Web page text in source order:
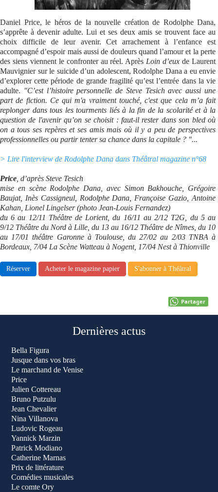
Daniel Price, le héros de la nouvelle création de Rodolphe Dana,
s’apprête à devenir adulte. Lui et ses deux amis se trouvent face au
choix difficile de leur avenir. Cet arrachement à l’enfance est
accompagné d’espoir mais aussi de douleurs quand l’amour et la perte
des siens viennent le confronter au réel. Après Loin d’eux de Laurent
Mauvignier sur le suicide d’un adolescent, Rodolphe Dana a eu envie
d’explorer cette période de grande fragilité qu’est l’entrée dans la vie
adulte. "C’est l’histoire personnelle de Steve Tesich avec aussi une
part de fiction. Ce qui m'a vraiment touché, c'est que cela m’a fait
replonger dans tous les tourments liés à la fin de la scolarité et à la
question de l'avenir qu’on se choisit : faut-il rester dans son bled où
on a tous ses repères et ses amis mais où il y a peu de perspectives
professionnelles ou partir tenter sa chance dans la capitale ? "...
> Lire l'interview de Rodolphe Dana dans Théâtral magazine n°68
Price , d’après Steve Tesich
mise en scène Rodolphe Dana, avec Simon Bakhouche, Grégoire
Baujat, Inès Cassigneul, Rodolphe Dana, Françoise Gazio, Antoine
Kahan, Lionel Lingelser (photo Jean-Louis Fernandez)
du 6 au 12/11 Théâtre de Lorient, du 16/11 au 2/12 T2G, du 5 au
9/12 Théâtre du Nord à Lille, du 13 au 16/12 Théâtre de Nîmes, du 10
au 17/01 théâtre Garonne à Toulouse, du 27/02 au 2/03 TNBA à
Bordeaux, 7/04 La Scène Watteau à Nogent, 17/04 Nest à Thionville
Réserver Acheter le magazine papier S'abonner à Théâtral
Partager
Dernières actus
Bella Figura
Jusque dans vos bras
Le marchand de Venise
Price
Julien Cottereau
Bruno Putzulu
Jean Chevalier
Nina Villanova
Ludovic Rogeau
Yannick Marzin
Patrick Modiano
Catherine Marnas
Prix de littérature
Comédies musicales
Le comte Ory